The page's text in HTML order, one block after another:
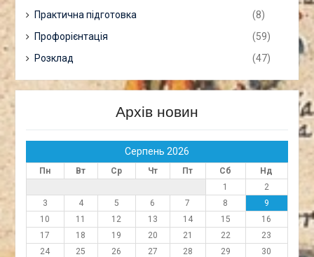
Практична підготовка
(8)
Профорієнтація
(59)
Розклад
(47)
Архів новин
Серпень 2026
Пн Вт Ср Чт Пт Сб
Нд
1
2
3
4 5 6 7 8
9
10
11 12 13 14 15
16
17
18 19 20 21 22
23
24
25 26 27 28 29
30